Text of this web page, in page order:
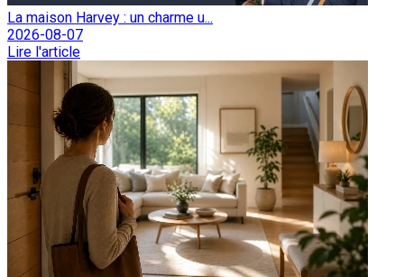
La maison Harvey : un charme u...
2026-08-07
Lire l'article